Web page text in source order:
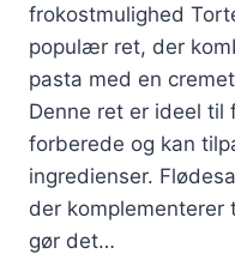
frokostmulighed
populær ret, der
pasta med en
Denne ret er ideel
forberede og kan
ingredienser.
der
gør det…